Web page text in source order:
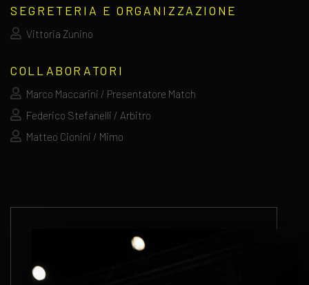
SEGRETERIA E ORGANIZZAZIONE
Vittoria Zunino
COLLABORATORI
Marco Maccarini / Presentatore Match
Federico Stefanelli / Arbitro
Matteo Cionini / Mimo